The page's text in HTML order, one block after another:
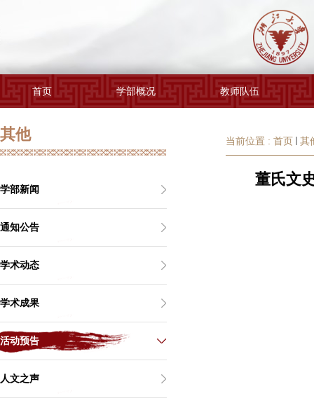
首页 学部概况 教师队伍
其他
学部新闻
通知公告
学术动态
学术成果
活动预告
人文之声
当前位置 : 首页 其
董氏文